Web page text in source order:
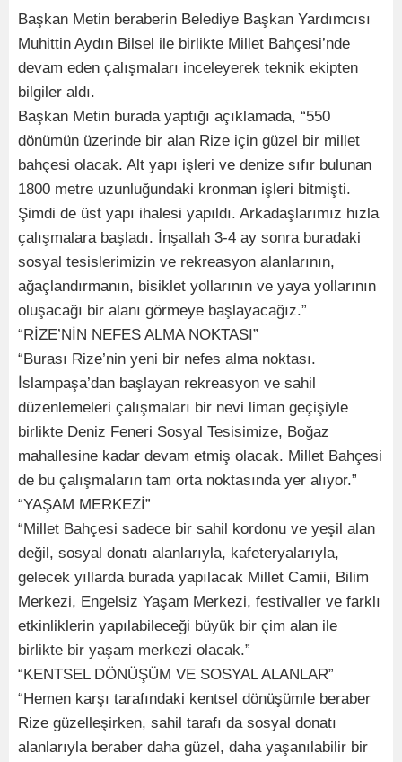
Başkan Metin beraberin Belediye Başkan Yardımcısı
Muhittin Aydın Bilsel ile birlikte Millet Bahçesi’nde
devam eden çalışmaları inceleyerek teknik ekipten
bilgiler aldı.
Başkan Metin burada yaptığı açıklamada, “550
dönümün üzerinde bir alan Rize için güzel bir millet
bahçesi olacak. Alt yapı işleri ve denize sıfır bulunan
1800 metre uzunluğundaki kronman işleri bitmişti.
Şimdi de üst yapı ihalesi yapıldı. Arkadaşlarımız hızla
çalışmalara başladı. İnşallah 3-4 ay sonra buradaki
sosyal tesislerimizin ve rekreasyon alanlarının,
ağaçlandırmanın, bisiklet yollarının ve yaya yollarının
oluşacağı bir alanı görmeye başlayacağız.”
“RİZE’NİN NEFES ALMA NOKTASI”
“Burası Rize’nin yeni bir nefes alma noktası.
İslampaşa’dan başlayan rekreasyon ve sahil
düzenlemeleri çalışmaları bir nevi liman geçişiyle
birlikte Deniz Feneri Sosyal Tesisimize, Boğaz
mahallesine kadar devam etmiş olacak. Millet Bahçesi
de bu çalışmaların tam orta noktasında yer alıyor.”
“YAŞAM MERKEZİ”
“Millet Bahçesi sadece bir sahil kordonu ve yeşil alan
değil, sosyal donatı alanlarıyla, kafeteryalarıyla,
gelecek yıllarda burada yapılacak Millet Camii, Bilim
Merkezi, Engelsiz Yaşam Merkezi, festivaller ve farklı
etkinliklerin yapılabileceği büyük bir çim alan ile
birlikte bir yaşam merkezi olacak.”
“KENTSEL DÖNÜŞÜM VE SOSYAL ALANLAR”
“Hemen karşı tarafındaki kentsel dönüşümle beraber
Rize güzelleşirken, sahil tarafı da sosyal donatı
alanlarıyla beraber daha güzel, daha yaşanılabilir bir